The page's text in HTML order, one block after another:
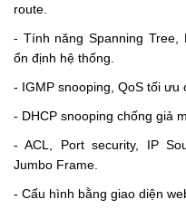
route.
- Tính năng Spanning Tree,
ổn định hệ thống.
- IGMP snooping, QoS tối ưu
- DHCP snooping chống giả
- ACL, Port security, IP
Jumbo Frame.
- Cấu hình bằng giao diện